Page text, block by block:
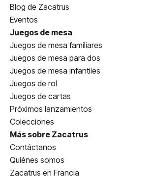
Blog de Zacatrus
Eventos
Juegos de mesa
Juegos de mesa familiares
Juegos de mesa para dos
Juegos de mesa infantiles
Juegos de rol
Juegos de cartas
Próximos lanzamientos
Colecciones
Más sobre Zacatrus
Contáctanos
Quiénes somos
Zacatrus en Francia